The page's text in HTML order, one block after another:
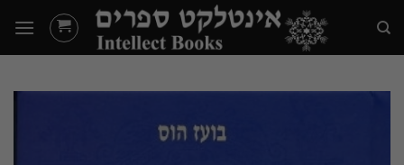
content